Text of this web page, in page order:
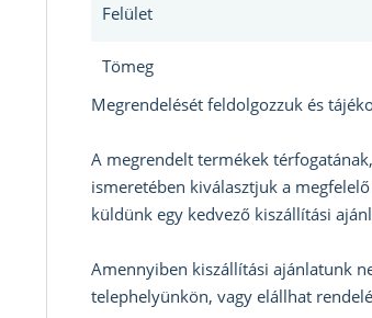
Felület
Tömeg
Megrendelését feldolgozzuk és
A megrendelt termékek
ismeretében kiválasztjuk a
küldünk egy kedvező kiszállítási
Amennyiben kiszállítási ajánlatunk
telephelyünkön, vagy elállhat